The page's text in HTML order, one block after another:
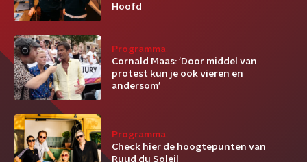
Hoofd
Programma
Cornald Maas: ‘Door middel van
protest kun je ook vieren en
andersom’
Programma
Check hier de hoogtepunten van
Ruud du Soleil